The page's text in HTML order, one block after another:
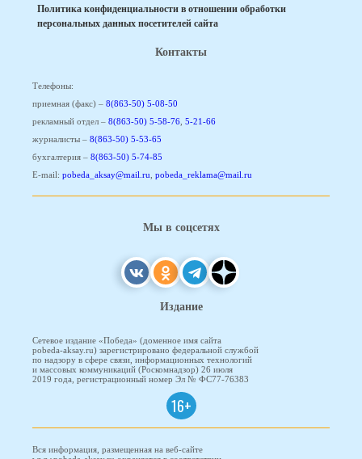
Политика конфиденциальности в отношении обработки
персональных данных посетителей сайта
Контакты
Телефоны:
приемная (факс) – 8(863-50) 5-08-50
рекламный отдел – 8(863-50) 5-58-76, 5-21-66
журналисты – 8(863-50) 5-53-65
бухгалтерия – 8(863-50) 5-74-85
E-mail: pobeda_aksay@mail.ru, pobeda_reklama@mail.ru
Мы в соцсетях
Издание
Сетевое издание «Победа» (доменное имя сайта
pobeda-aksay.ru) зарегистрировано федеральной службой
по надзору в сфере связи, информационных технологий
и массовых коммуникаций (Роскомнадзор) 26 июля
2019 года, регистрационный номер Эл № ФС77-76383
16+
Вся информация, размещенная на веб-сайте